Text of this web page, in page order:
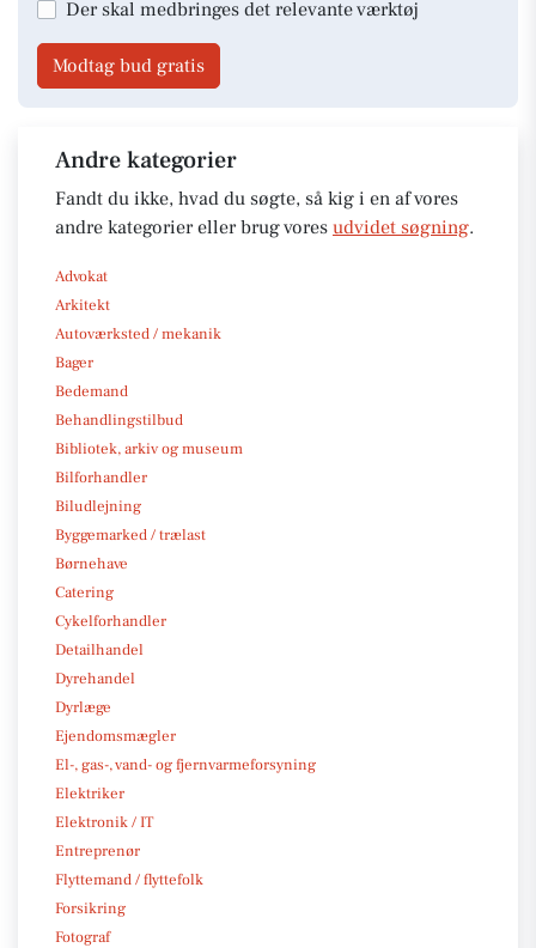
Der skal medbringes det relevante værktøj
Modtag bud gratis
Andre kategorier
Fandt du ikke, hvad du søgte, så kig i en af vores
andre kategorier eller brug vores udvidet søgning.
Advokat
Arkitekt
Autoværksted / mekanik
Bager
Bedemand
Behandlingstilbud
Bibliotek, arkiv og museum
Bilforhandler
Biludlejning
Byggemarked / trælast
Børnehave
Catering
Cykelforhandler
Detailhandel
Dyrehandel
Dyrlæge
Ejendomsmægler
El-, gas-, vand- og fjernvarmeforsyning
Elektriker
Elektronik / IT
Entreprenør
Flyttemand / flyttefolk
Forsikring
Fotograf